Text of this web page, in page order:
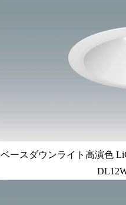
ベースダウンライト高演色